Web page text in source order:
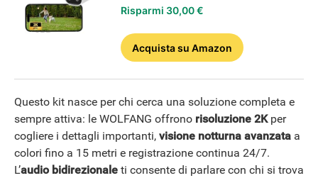
Risparmi 30,00 €
Acquistasu Amazon
Questo kit nasce per chi cerca una soluzione completa e
sempre attiva: le WOLFANG offrono risoluzione 2Kper
cogliere i dettagli importanti, visione notturna avanzata a
colori fino a 15 metri e registrazione continua 24/7.
L’audio bidirezionale ti consente di parlare con chi si trova